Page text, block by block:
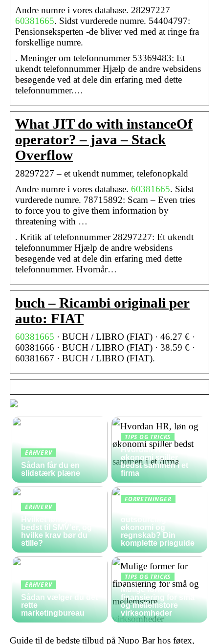
Andre numre i vores database. 28297227
60381665. Sidst vurderede numre. 54404797:
Pensionseksperten -de bliver ved med at ringe fra
forskellige numre.
. Meninger om telefonnummer 53369483: Et
ukendt telefonnummer Hjælp de andre websidens
besøgende ved at dele din erfaring med dette
telefonnummer.…
What JIT do with instanceOf
operator? – java – Stack
Overflow
28297227 – et ukendt nummer, telefonopkald
Andre numre i vores database. 60381665. Sidst
vurderede numre. 78715892: Scam – Even tries
to force you to give them information by
threatening with …
. Kritik af telefonnummer 28297227: Et ukendt
telefonnummer Hjælp de andre websidens
besøgende ved at dele din erfaring med dette
telefonnummer. Hvornår…
buch – Ricambi originali per
auto: FIAT
60381665 · BUCH / LIBRO (FIAT) · 46.27 € ·
60381666 · BUCH / LIBRO (FIAT) · 38.59 € ·
60381667 · BUCH / LIBRO (FIAT).
ERHVERV
Sådan får du en
slidstærk plæne
TIPS OG TRICKS
Hvordan HR, løn og
økonomi spiller
bedst sammen i et
firma
ERHVERV
Hvilket lønsystem er
bedst til SMV’er, og
hvilke krav bør du
stille?
FORRETNINGER
outsourcing af
økonomi og
regnskab? Din
komplette prisguide
ERHVERV
Sådan vælger du det
rette
marketingbureau
TIPS OG TRICKS
Mulige former for
finansiering for små
og mellemstore
virksomheder
Guide til de bedste tilbud på Nupo Bar hos føtex,